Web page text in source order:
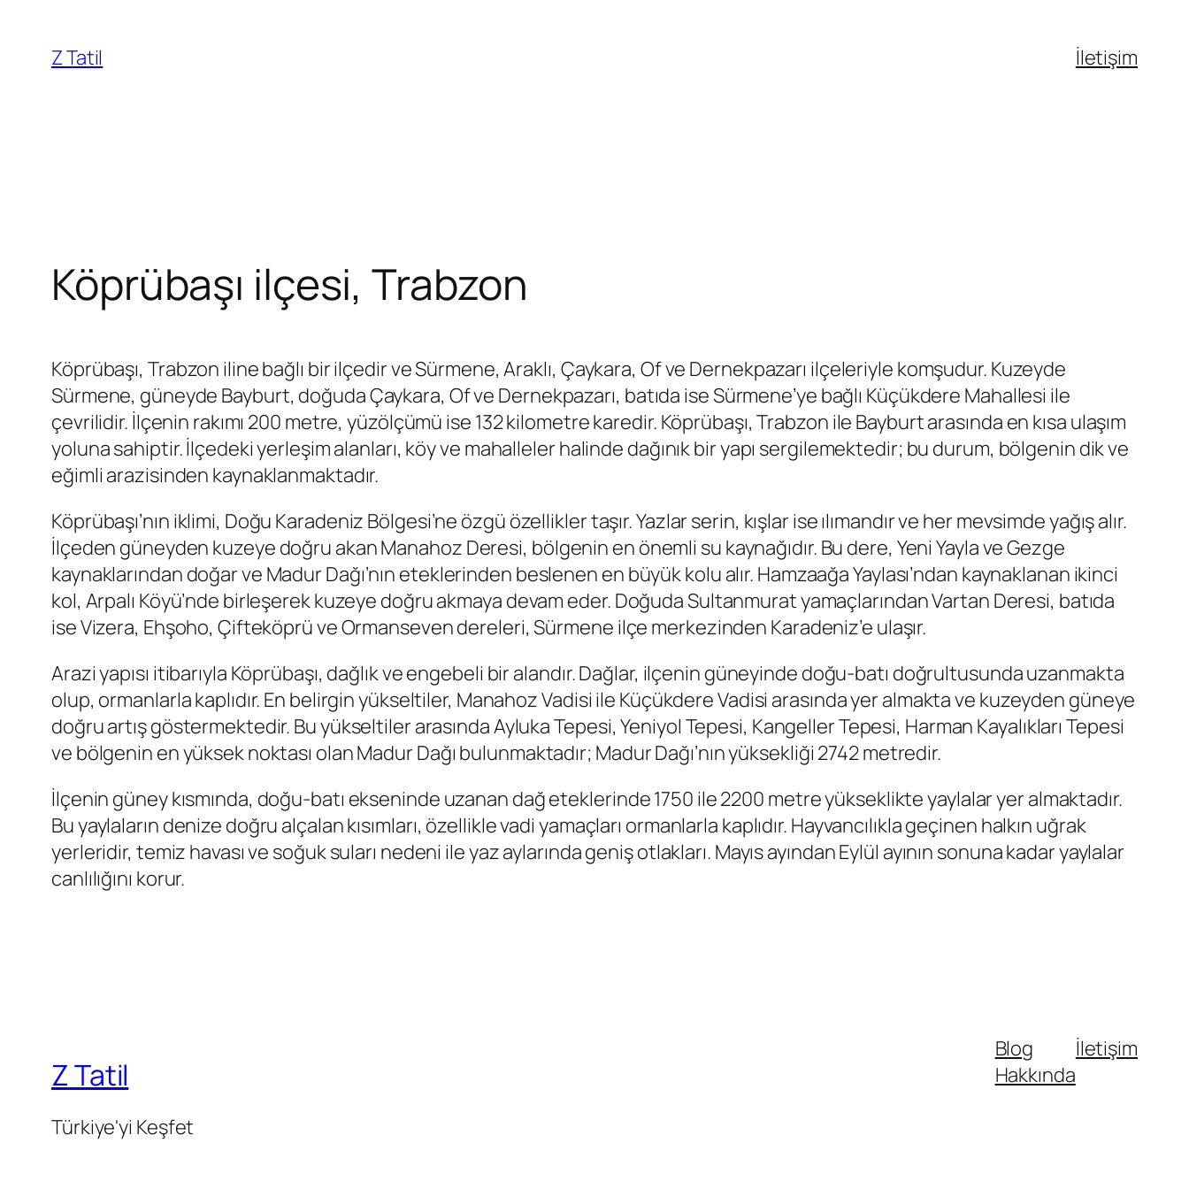
Z Tatil İletişim
Köprübaşı ilçesi, Trabzon
Köprübaşı, Trabzon iline bağlı bir ilçedir ve Sürmene, Araklı, Çaykara, Of ve Dernekpazarı ilçeleriyle komşudur. Kuzeyde
Sürmene, güneyde Bayburt, doğuda Çaykara, Of ve Dernekpazarı, batıda ise Sürmene’ye bağlı Küçükdere Mahallesi ile
çevrilidir. İlçenin rakımı 200 metre, yüzölçümü ise 132 kilometre karedir. Köprübaşı, Trabzon ile Bayburt arasında en kısa ulaşım
yoluna sahiptir. İlçedeki yerleşim alanları, köy ve mahalleler halinde dağınık bir yapı sergilemektedir; bu durum, bölgenin dik ve
eğimli arazisinden kaynaklanmaktadır.
Köprübaşı’nın iklimi, Doğu Karadeniz Bölgesi’ne özgü özellikler taşır. Yazlar serin, kışlar ise ılımandır ve her mevsimde yağış alır.
İlçeden güneyden kuzeye doğru akan Manahoz Deresi, bölgenin en önemli su kaynağıdır. Bu dere, Yeni Yayla ve Gezge
kaynaklarından doğar ve Madur Dağı’nın eteklerinden beslenen en büyük kolu alır. Hamzaağa Yaylası’ndan kaynaklanan ikinci
kol, Arpalı Köyü’nde birleşerek kuzeye doğru akmaya devam eder. Doğuda Sultanmurat yamaçlarından Vartan Deresi, batıda
ise Vizera, Ehşoho, Çifteköprü ve Ormanseven dereleri, Sürmene ilçe merkezinden Karadeniz’e ulaşır.
Arazi yapısı itibarıyla Köprübaşı, dağlık ve engebeli bir alandır. Dağlar, ilçenin güneyinde doğu-batı doğrultusunda uzanmakta
olup, ormanlarla kaplıdır. En belirgin yükseltiler, Manahoz Vadisi ile Küçükdere Vadisi arasında yer almakta ve kuzeyden güneye
doğru artış göstermektedir. Bu yükseltiler arasında Ayluka Tepesi, Yeniyol Tepesi, Kangeller Tepesi, Harman Kayalıkları Tepesi
ve bölgenin en yüksek noktası olan Madur Dağı bulunmaktadır; Madur Dağı’nın yüksekliği 2742 metredir.
İlçenin güney kısmında, doğu-batı ekseninde uzanan dağ eteklerinde 1750 ile 2200 metre yükseklikte yaylalar yer almaktadır.
Bu yaylaların denize doğru alçalan kısımları, özellikle vadi yamaçları ormanlarla kaplıdır. Hayvancılıkla geçinen halkın uğrak
yerleridir, temiz havası ve soğuk suları nedeni ile yaz aylarında geniş otlakları. Mayıs ayından Eylül ayının sonuna kadar yaylalar
canlılığını korur.
Z Tatil
Türkiye'yi Keşfet
Blog
Hakkında
İletişim